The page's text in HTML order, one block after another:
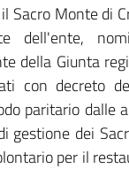
Sacro Monte di
dell'ente,
della Giunta
con decreto
paritario dalle
gestione dei
per il